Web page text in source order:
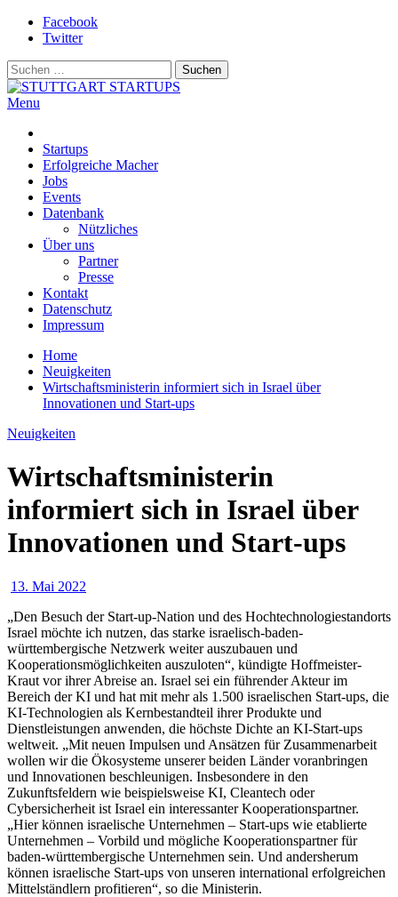
Skip
Facebook
Twitter
Suchen
nach:
Württemberg
Menu
Startups
Erfolgreiche Macher
Jobs
Events
Datenbank
Nützliches
Über uns
Partner
Presse
Kontakt
Datenschutz
Impressum
Home
Neuigkeiten
Wirtschaftsministerin informiert sich in Israel über
Innovationen und Start-ups
Neuigkeiten
Wirtschaftsministerin
informiert sich in Israel über
Innovationen und Start-ups
13. Mai 2022
„Den Besuch der Start-up-Nation und des Hochtechnologiestandorts
Israel möchte ich nutzen, das starke israelisch-baden-
württembergische Netzwerk weiter auszubauen und
Kooperationsmöglichkeiten auszuloten“, kündigte Hoffmeister-
Kraut vor ihrer Abreise an. Israel sei ein führender Akteur im
Bereich der KI und hat mit mehr als 1.500 israelischen Start-ups, die
KI-Technologien als Kernbestandteil ihrer Produkte und
Dienstleistungen anwenden, die höchste Dichte an KI-Start-ups
weltweit. „Mit neuen Impulsen und Ansätzen für Zusammenarbeit
wollen wir die Ökosysteme unserer beiden Länder voranbringen
und Innovationen beschleunigen. Insbesondere in den
Zukunftsfeldern wie beispielsweise KI, Cleantech oder
Cybersicherheit ist Israel ein interessanter Kooperationspartner.
„Hier können israelische Unternehmen – Start-ups wie etablierte
Unternehmen – Vorbild und mögliche Kooperationspartner für
baden-württembergische Unternehmen sein. Und andersherum
können israelische Start-ups von unseren international erfolgreichen
Mittelständlern profitieren“, so die Ministerin.